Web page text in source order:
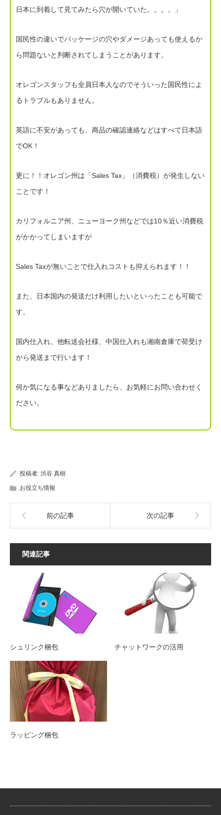
日本に到着して見てみたら穴が開いていた。。。。」
国民性の違いでパッケージの穴やダメージあっても使えるか
ら問題ないと判断されてしまうことがあります。
オレゴンスタッフも全員日本人なのでそういった国民性によ
るトラブルもありません。
英語に不安があっても、商品の確認連絡などはすべて日本語
でOK！
更に！！オレゴン州は「Sales Tax」（消費税）が発生しない
ことです！
カリフォルニア州、ニューヨーク州などでは10％近い消費税
がかかってしまいますが
Sales Taxが無いことで仕入れコストも抑えられます！！
また、日本国内の発送だけ利用したいといったことも可能で
す。
国内仕入れ、他転送会社様、中国仕入れも湘南倉庫で荷受け
から発送まで行います！
何か気になる事などありましたら、お気軽にお問い合わせく
ださい。
投稿者: 渋谷 真樹
お役立ち情報
前の記事 次の記事
関連記事
シュリンク梱包 チャットワークの活用
ラッピング梱包